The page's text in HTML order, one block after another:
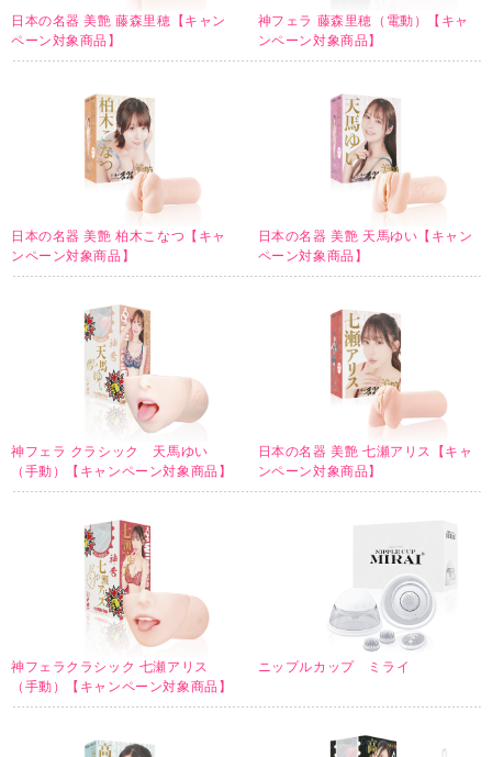
日本の名器 美艶 藤森里穂【キャン
ペーン対象商品】
神フェラ 藤森里穂（電動）【キャ
ンペーン対象商品】
日本の名器 美艶 柏木こなつ【キャ
ンペーン対象商品】
日本の名器 美艶 天馬ゆい【キャン
ペーン対象商品】
神フェラ クラシック 天馬ゆい
（手動）【キャンペーン対象商品】
日本の名器 美艶 七瀬アリス【キャ
ンペーン対象商品】
神フェラクラシック 七瀬アリス
（手動）【キャンペーン対象商品】
ニップルカップ ミライ